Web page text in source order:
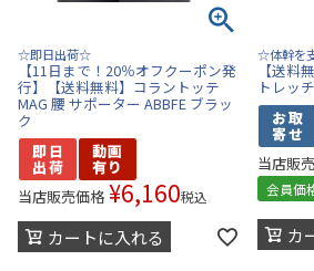
☆即日出荷☆
【11日まで！20％オフクーポン発
行】【送料無料】コラントッテ
MAG 腰 サポーター ABBFE ブラッ
ク
当店販売価格 ¥6,160税込
カートに入れる
☆体幹を
【送料
トレッ
当店販
会員価
カ